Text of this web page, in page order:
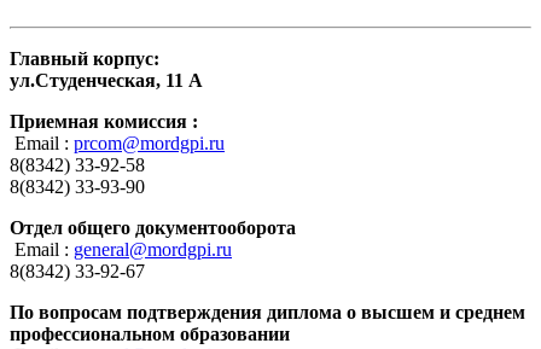
Главный корпус:
ул.Студенческая, 11 А
Приемная комиссия :
Email : prcom@mordgpi.ru
8(8342) 33-92-58
8(8342) 33-93-90
Отдел общего документооборота
Email : general@mordgpi.ru
8(8342) 33-92-67
По вопросам подтверждения диплома о высшем и среднем
профессиональном образовании